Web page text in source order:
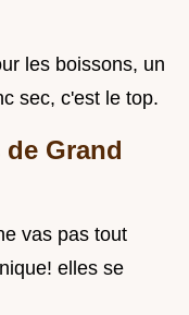
les boissons, un
sec, c'est le top.
Grand
vas pas tout
elles se